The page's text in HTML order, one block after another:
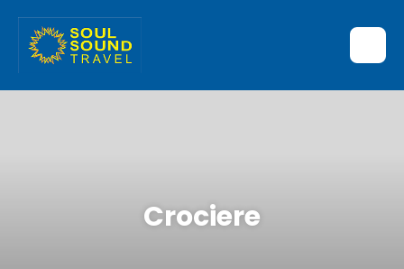
Crociere